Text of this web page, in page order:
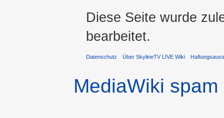
Diese Seite wurde
bearbeitet.
Datenschutz Über SkylineTV LIVE Wiki
MediaWiki spam